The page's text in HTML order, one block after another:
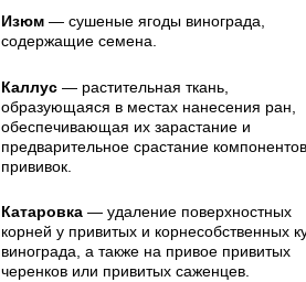
Изюм — сушеные ягоды винограда,
содержащие семена.
Каллус — растительная ткань,
образующаяся в местах нанесения ран,
обеспечивающая их зарастание и
предварительное срастание компонентов
прививок.
Катаровка — удаление поверхностных
корней у привитых и корнесобственных
винограда, а также на привое привитых
черенков или привитых саженцев.